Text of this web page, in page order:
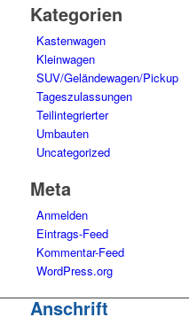
Kategorien
Kastenwagen
Kleinwagen
SUV/Geländewagen/Pickup
Tageszulassungen
Teilintegrierter
Umbauten
Uncategorized
Meta
Anmelden
Eintrags-Feed
Kommentar-Feed
WordPress.org
Anschrift